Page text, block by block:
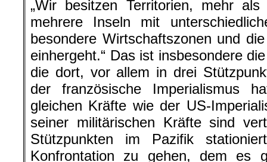
„Wir besitzen Territorien, mehr
mehrere Inseln mit
besondere Wirtschaftszonen und
einhergeht.“ Das ist insbesondere
die dort, vor allem in drei
der französische Imperialismus
gleichen Kräfte wie der US-
seiner militärischen Kräfte sind
Stützpunkten im Pazifik
Konfrontation zu gehen, dem es